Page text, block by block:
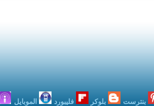
بنترست بلوكر فليبورد الموبايل